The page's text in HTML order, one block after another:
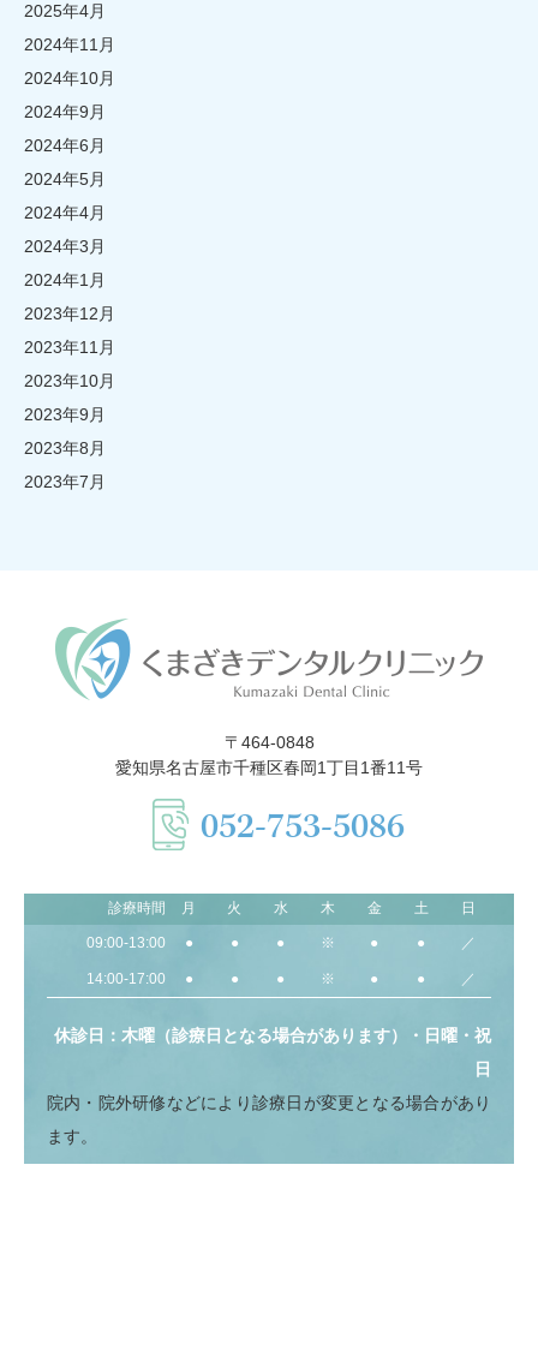
2025年4月
2024年11月
2024年10月
2024年9月
2024年6月
2024年5月
2024年4月
2024年3月
2024年1月
2023年12月
2023年11月
2023年10月
2023年9月
2023年8月
2023年7月
〒464-0848
愛知県名古屋市千種区春岡1丁目1番11号
052-753-5086
診療時間 月 火 水 木 金 土 日
09:00-13:00 ● ● ● ※ ● ● ／
14:00-17:00 ● ● ● ※ ● ● ／
休診日：木曜（診療日となる場合があります）・日曜・祝
日
院内・院外研修などにより診療日が変更となる場合があり
ます。